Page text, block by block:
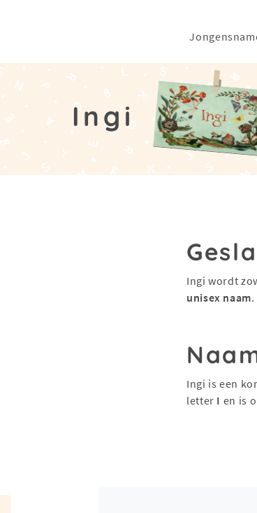
Ingi
Ingi wordt
unisex naam.
Ingi is een
letter I en is